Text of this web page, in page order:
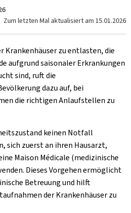
Zum letzten Mal aktualisiert am 15.01.2026
Krankenhäuser zu entlasten, die
aufgrund saisonaler Erkrankungen
sind, ruft die
dazu auf, bei
die richtigen Anlaufstellen zu
keinen Notfall
sich zuerst an ihren Hausarzt,
Maison Médicale (medizinische
Dieses Vorgehen ermöglicht
Betreuung und hilft
der Krankenhäuser zu